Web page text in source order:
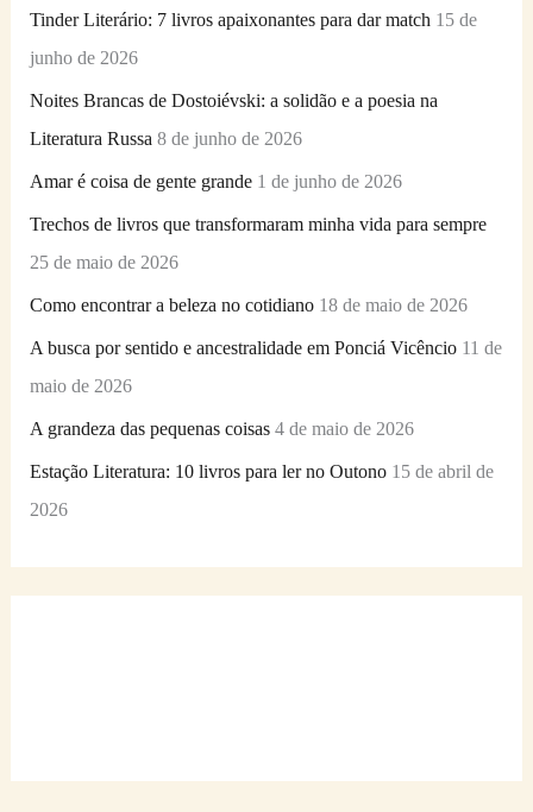
o
r
:
Tinder Literário: 7 livros apaixonantes para dar match 15 de
junho de 2026
Noites Brancas de Dostoiévski: a solidão e a poesia na
Literatura Russa 8 de junho de 2026
Amar é coisa de gente grande 1 de junho de 2026
Trechos de livros que transformaram minha vida para sempre
25 de maio de 2026
Como encontrar a beleza no cotidiano 18 de maio de 2026
A busca por sentido e ancestralidade em Ponciá Vicêncio 11 de
maio de 2026
A grandeza das pequenas coisas 4 de maio de 2026
Estação Literatura: 10 livros para ler no Outono 15 de abril de
2026